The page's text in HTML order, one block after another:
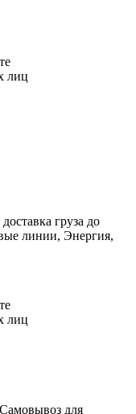
лиц
груза до
линии, Энергия,
лиц
для